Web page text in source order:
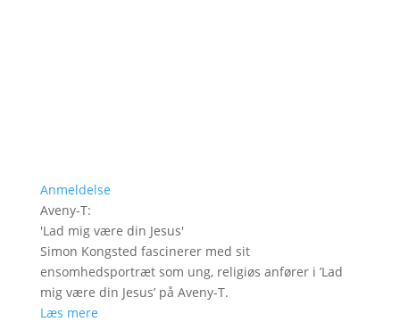
Anmeldelse
Aveny-T:
'Lad mig være din Jesus'
Simon Kongsted fascinerer med sit
ensomhedsportræt som ung, religiøs anfører i ’Lad
mig være din Jesus’ på Aveny-T.
Læs mere